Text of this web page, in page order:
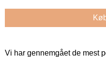
Vi har gennemgået de mest